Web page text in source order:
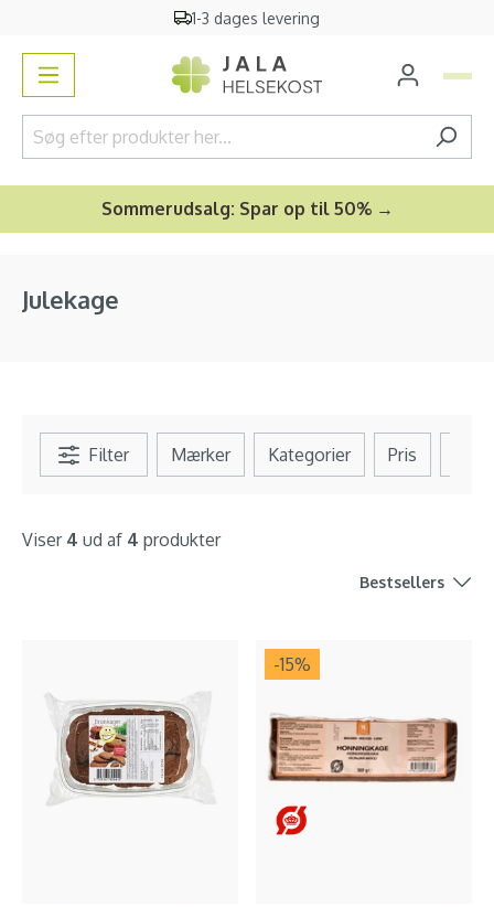
1-3 dages levering
Sommerudsalg: Spar op til 50% →
Julekage
Filter Mærker Kategorier Pris
Viser 4 ud af 4 produkter
Bestsellers
-15%